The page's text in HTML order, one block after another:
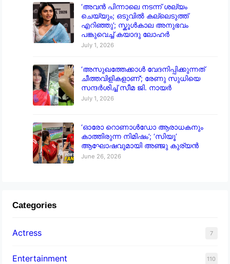
‘അവൻ പിന്നാലെ നടന്ന് ശല്യം
ചെയ്യും; ഒടുവിൽ കല്ലെടുത്ത്
എറിഞ്ഞു’; സ്കൂൾകാല അനുഭവം
പങ്കുവെച്ച് കയാദു ലോഹർ
July 1, 2026
‘അസുഖത്തേക്കാൾ വേദനിപ്പിക്കുന്നത്
ചീത്തവിളികളാണ്’; രേണു സുധിയെ
സന്ദർശിച്ച് സീമ ജി. നായർ
July 1, 2026
‘ഓരോ റൊണാൾഡോ ആരാധകനും
കാത്തിരുന്ന നിമിഷം’; ‘സിയൂ’
ആഘോഷവുമായി അഞ്ജു കുര്യൻ
June 26, 2026
Categories
Actress 7
Entertainment 110